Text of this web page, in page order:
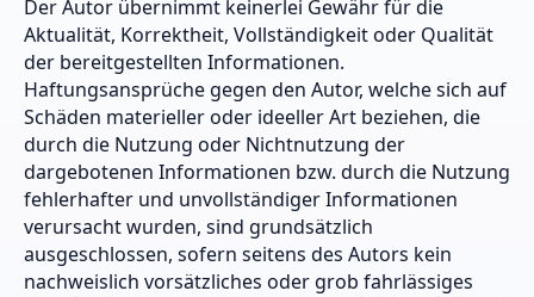
Der Autor übernimmt keinerlei Gewähr für die
Aktualität, Korrektheit, Vollständigkeit oder Qualität
der bereitgestellten Informationen.
Haftungsansprüche gegen den Autor, welche sich auf
Schäden materieller oder ideeller Art beziehen, die
durch die Nutzung oder Nichtnutzung der
dargebotenen Informationen bzw. durch die Nutzung
fehlerhafter und unvollständiger Informationen
verursacht wurden, sind grundsätzlich
ausgeschlossen, sofern seitens des Autors kein
nachweislich vorsätzliches oder grob fahrlässiges